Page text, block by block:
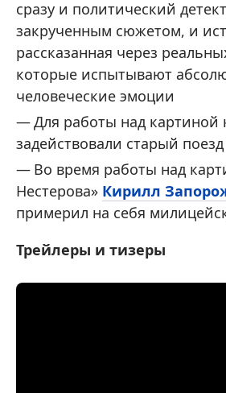
сразу и политический
закрученным сюжетом, и
рассказанная через
которые испытывают
человеческие эмоции
Для работы над картиной
задействовали старый
Во время работы над
Нестерова» Кирилл
примерил на себя
Трейлеры и тизеры